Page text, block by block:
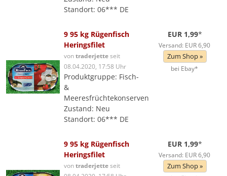
Standort: 06*** DE
9 95 kg Rügenfisch
Heringsfilet
vontraderjetteseit
08.04.2020, 17:58 Uhr
Produktgruppe: Fisch-
&
Meeresfrüchtekonserven
Zustand: Neu
Standort: 06*** DE
EUR 1,99*
Versand: EUR 6,90
Zum Shop »
bei Ebay*
9 95 kg Rügenfisch
Heringsfilet
vontraderjetteseit
EUR 1,99*
Versand: EUR 6,90
Zum Shop »